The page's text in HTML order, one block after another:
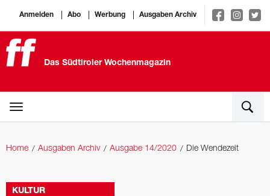
Anmelden Abo Werbung Ausgaben Archiv
Das Südtiroler Wochenmagazin
Home Ausgaben Archiv Ausgabe 14/2020 Die Wendezeit
KULTUR